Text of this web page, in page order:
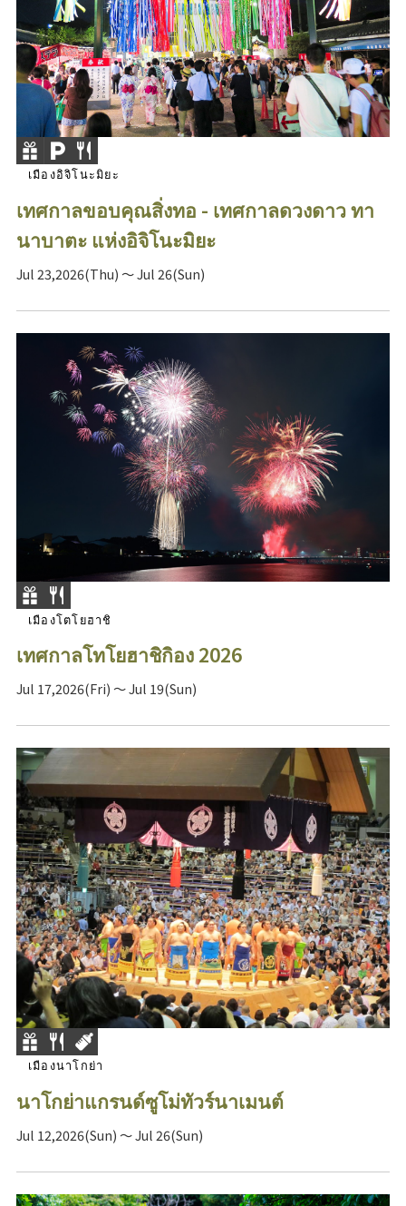
เมืองอิจิโนะมิยะ
เทศกาลขอบคุณสิ่งทอ - เทศกาลดวงดาว ทา
นาบาตะ แห่งอิจิโนะมิยะ
Jul 23,2026(Thu) ～ Jul 26(Sun)
เมืองโตโยฮาชิ
เทศกาลโทโยฮาชิกิอง 2026
Jul 17,2026(Fri) ～ Jul 19(Sun)
เมืองนาโกย่า
นาโกย่าแกรนด์ซูโม่ทัวร์นาเมนต์
Jul 12,2026(Sun) ～ Jul 26(Sun)